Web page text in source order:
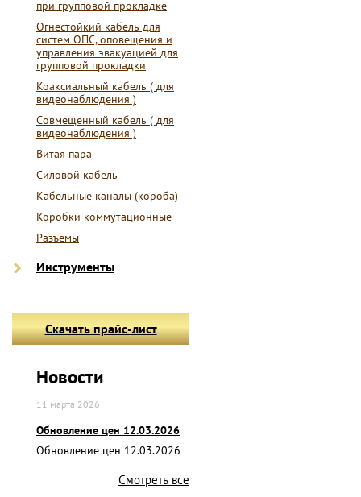
при групповой прокладке
Огнестойкий кабель для
систем ОПС, оповещения и
управления эвакуацией для
групповой прокладки
Коаксиальный кабель ( для
видеонаблюдения )
Совмещенный кабель ( для
видеонаблюдения )
Витая пара
Силовой кабель
Кабельные каналы (короба)
Коробки коммутационные
Разъемы
Инструменты
Скачать прайс-лист
Новости
11 марта 2026
Обновление цен 12.03.2026
Обновление цен 12.03.2026
Смотреть все